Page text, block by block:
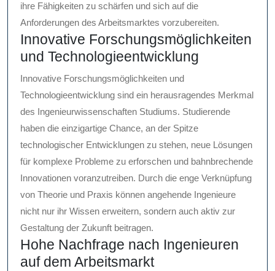
ihre Fähigkeiten zu schärfen und sich auf die
Anforderungen des Arbeitsmarktes vorzubereiten.
Innovative Forschungsmöglichkeiten
und Technologieentwicklung
Innovative Forschungsmöglichkeiten und
Technologieentwicklung sind ein herausragendes Merkmal
des Ingenieurwissenschaften Studiums. Studierende
haben die einzigartige Chance, an der Spitze
technologischer Entwicklungen zu stehen, neue Lösungen
für komplexe Probleme zu erforschen und bahnbrechende
Innovationen voranzutreiben. Durch die enge Verknüpfung
von Theorie und Praxis können angehende Ingenieure
nicht nur ihr Wissen erweitern, sondern auch aktiv zur
Gestaltung der Zukunft beitragen.
Hohe Nachfrage nach Ingenieuren
auf dem Arbeitsmarkt